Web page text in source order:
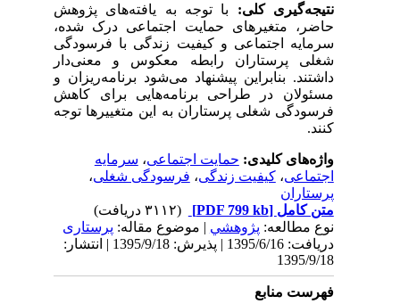
نتیجه‌گیری کلی: با توجه به یافته‌های پژوهش
حاضر، متغیرهای حمایت اجتماعی درک شده،
سرمایه اجتماعی و کیفیت زندگی با فرسودگی
شغلی پرستاران رابطه معکوس و معنی‌دار
داشتند. بنابراین پیشنهاد می‌شود برنامه‌ریزان و
مسئولان در طراحی برنامه‌هایی برای کاهش
فرسودگی شغلی پرستاران به این متغییرها توجه
کنند.
واژه‌های کلیدی:حمایت اجتماعی،سرمایه
اجتماعی،کیفیت زندگی،فرسودگی شغلی،
پرستاران
متن کامل[PDF 799 kb]
نوع مطالعه:پژوهشي| موضوع مقاله:پرستاری
دریافت: 1395/6/16 | پذیرش: 1395/9/18 | انتشار:
1395/9/18
فهرست منابع